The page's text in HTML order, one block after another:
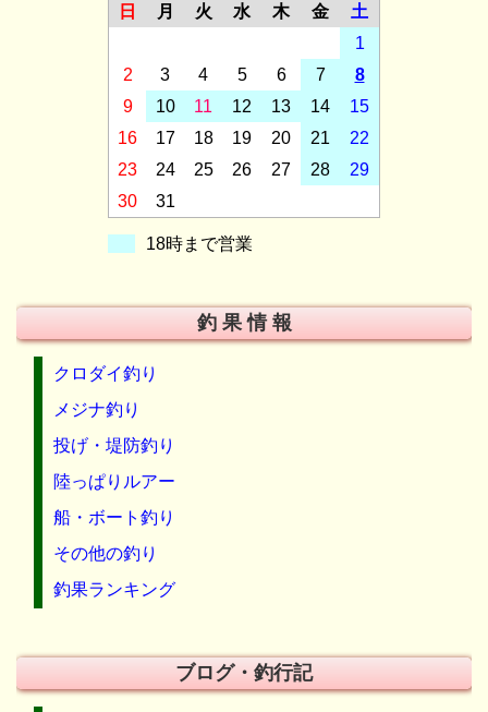
日
月 火 水 木 金
土
1
2
3 4 5 6 7
8
9
10 11 12 13 14
15
16
17 18 19 20 21
22
23
24 25 26 27 28
29
30
31
18時まで営業
釣 果 情 報
クロダイ釣り
メジナ釣り
投げ・堤防釣り
陸っぱりルアー
船・ボート釣り
その他の釣り
釣果ランキング
ブログ・釣行記